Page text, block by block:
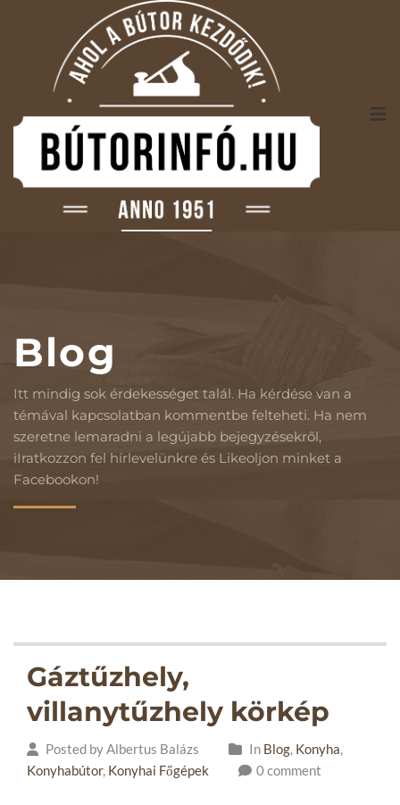
Blog
Itt mindig sok érdekességet talál. Ha kérdése van a
témával kapcsolatban kommentbe felteheti. Ha nem
szeretne lemaradni a legújabb bejegyzésekről,
iIratkozzon fel hírlevelünkre és Likeoljon minket a
Facebookon!
Gáztűzhely,
villanytűzhely körkép
Posted by Albertus Balázs In Blog Konyha
Konyhabútor, Konyhai Főgépek 0 comment